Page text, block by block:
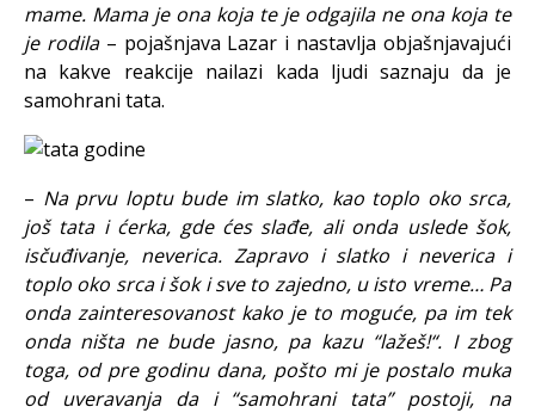
mame. Mama je ona koja te je odgajila ne ona koja te
je rodila – pojašnjava Lazar i nastavlja objašnjavajući
na kakve reakcije nailazi kada ljudi saznaju da je
samohrani tata.
– Na prvu loptu bude im slatko, kao toplo oko srca,
još tata i ćerka, gde ćes slađe, ali onda uslede šok,
isčuđivanje, neverica. Zapravo i slatko i neverica i
toplo oko srca i šok i sve to zajedno, u isto vreme… Pa
onda zainteresovanost kako je to moguće, pa im tek
onda ništa ne bude jasno, pa kazu “lažeš!“. I zbog
toga, od pre godinu dana, pošto mi je postalo muka
od uveravanja da i “samohrani tata” postoji, na